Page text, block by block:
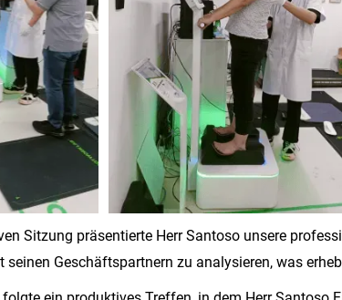
Sitzung präsentierte Herr Santoso unsere
seinen Geschäftspartnern zu analysieren, was